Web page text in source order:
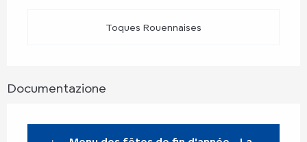
Toques Rouennaises
Documentazione